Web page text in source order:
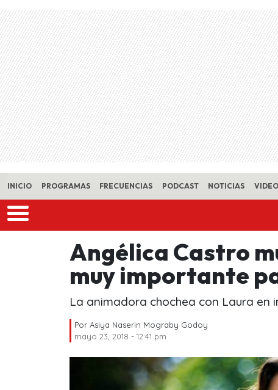
Skip to main content
INICIO PROGRAMAS FRECUENCIAS PODCAST NOTICIAS
Angélica Castro
muy importante
La animadora chochea con Laura en
Por Asiya Naserin Mograby Godoy
mayo 23, 2018 - 12:41 pm